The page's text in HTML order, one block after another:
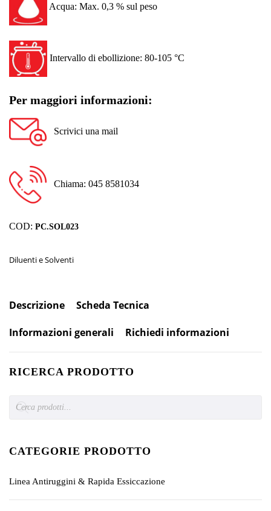
Acqua: Max. 0,3 % sul peso
Intervallo di ebollizione: 80-105 °C
Per maggiori informazioni:
Scrivici una mail
Chiama: 045 8581034
COD: PC.SOL023
Diluenti e Solventi
Descrizione Scheda Tecnica
Informazioni generali Richiedi informazioni
RICERCA PRODOTTO
search
CATEGORIE PRODOTTO
Linea Antiruggini & Rapida Essiccazione